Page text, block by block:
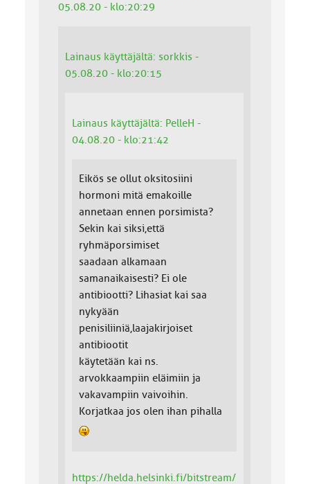
05.08.20 - klo:20:29
Lainaus käyttäjältä: sorkkis -
05.08.20 - klo:20:15
Lainaus käyttäjältä: PelleH -
04.08.20 - klo:21:42
Eikös se ollut oksitosiini
hormoni mitä emakoille
annetaan ennen porsimista?
Sekin kai siksi,että
ryhmäporsimiset
saadaan alkamaan
samanaikaisesti? Ei ole
antibiootti? Lihasiat kai saa
nykyään
penisiliiniä,laajakirjoiset
antibiootit
käytetään kai ns.
arvokkaampiin eläimiin ja
vakavampiin vaivoihin.
Korjatkaa jos olen ihan pihalla
https://helda.helsinki.fi/bitstream/